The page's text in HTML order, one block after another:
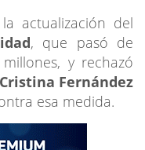
actualización del
, que pasó de
y rechazó
Cristina Fernández
esa medida.